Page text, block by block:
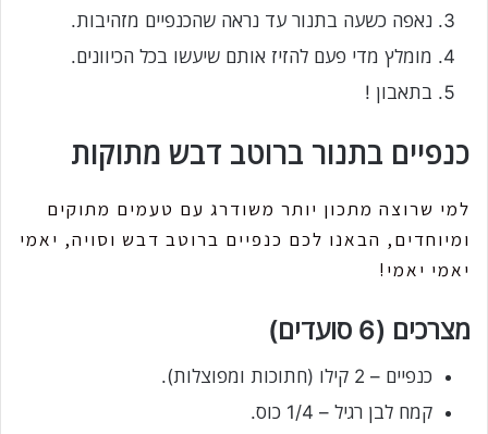
נאפה כשעה בתנור עד נראה שהכנפיים מזהיבות.
מומלץ מדי פעם להזיז אותם שיעשו בכל הכיוונים.
בתאבון !
כנפיים בתנור ברוטב דבש מתוקות
למי שרוצה מתכון יותר משודרג עם טעמים מתוקים
ומיוחדים, הבאנו לכם כנפיים ברוטב דבש וסויה, יאמי
יאמי יאמי!
מצרכים (6 סועדים)
כנפיים – 2 קילו (חתוכות ומפוצלות).
קמח לבן רגיל – 1/4 כוס.